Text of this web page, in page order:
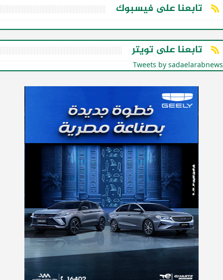
تابعنا على فيسبوك
تابعنا على تويتر
Tweets by sadaelarabnews